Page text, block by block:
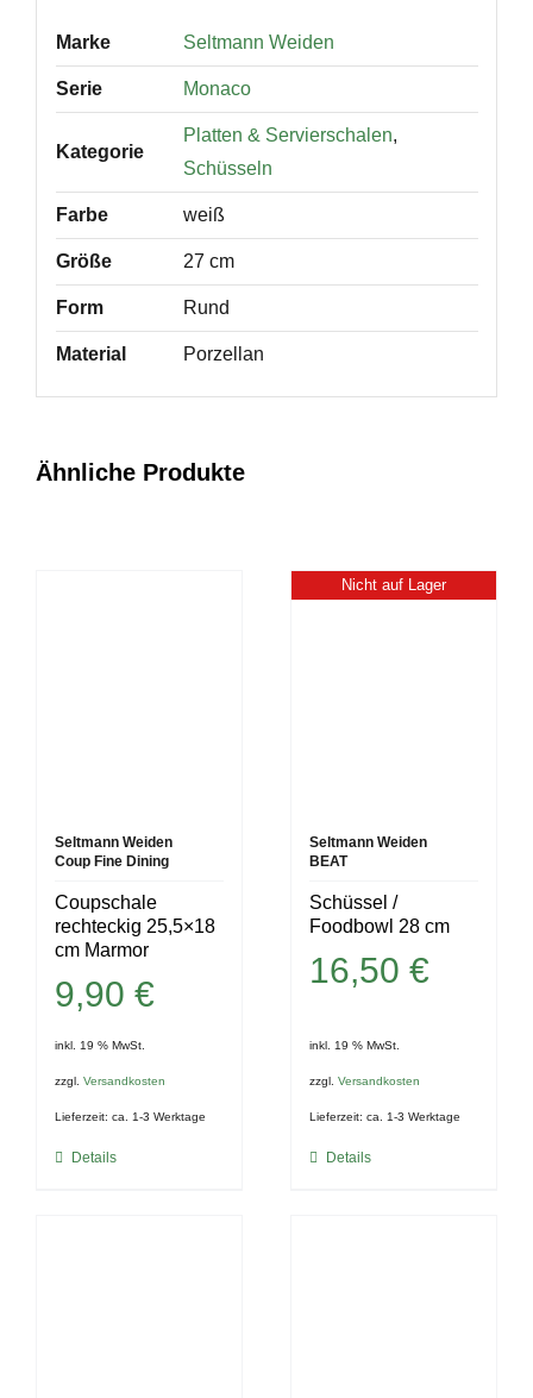
Marke Seltmann Weiden
Serie Monaco
Kategorie
Platten & Servierschalen,
Schüsseln
Farbe weiß
Größe 27 cm
Form Rund
Material Porzellan
Ähnliche Produkte
Seltmann Weiden
Coup Fine Dining
Coupschale
rechteckig 25,5×18
cm Marmor
9,90 €
inkl. 19 % MwSt.
zzgl. Versandkosten
Lieferzeit: ca. 1-3 Werktage
Details
Nicht auf Lager
Seltmann Weiden
BEAT
Schüssel /
Foodbowl 28 cm
16,50€
inkl. 19 % MwSt.
zzgl.Versandkosten
Lieferzeit:ca. 1-3 Werktage
Details